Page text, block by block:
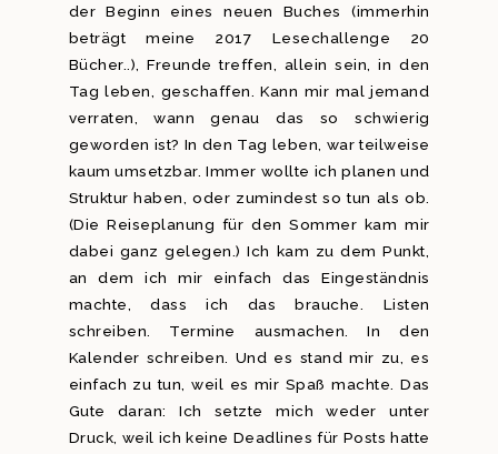
der Beginn eines neuen Buches (immerhin
beträgt meine 2017 Lesechallenge 20
Bücher..), Freunde treffen, allein sein, in den
Tag leben, geschaffen. Kann mir mal jemand
verraten, wann genau das so schwierig
geworden ist? In den Tag leben, war teilweise
kaum umsetzbar. Immer wollte ich planen und
Struktur haben, oder zumindest so tun als ob.
(Die Reiseplanung für den Sommer kam mir
dabei ganz gelegen.) Ich kam zu dem Punkt,
an dem ich mir einfach das Eingeständnis
machte, dass ich das brauche. Listen
schreiben. Termine ausmachen. In den
Kalender schreiben. Und es stand mir zu, es
einfach zu tun, weil es mir Spaß machte. Das
Gute daran: Ich setzte mich weder unter
Druck, weil ich keine Deadlines für Posts hatte